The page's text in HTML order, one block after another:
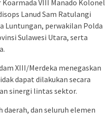
VIII Manado Kolonel
Lanud Sam Ratulangi
Luntungan, perwakilan Polda
Sulawesi Utara, serta
XIII/Merdeka menegaskan
dapat dilakukan secara
sinergi lintas sektor.
dan seluruh elemen